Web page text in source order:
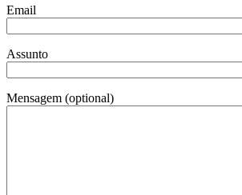
Email
Assunto
Mensagem (optional)